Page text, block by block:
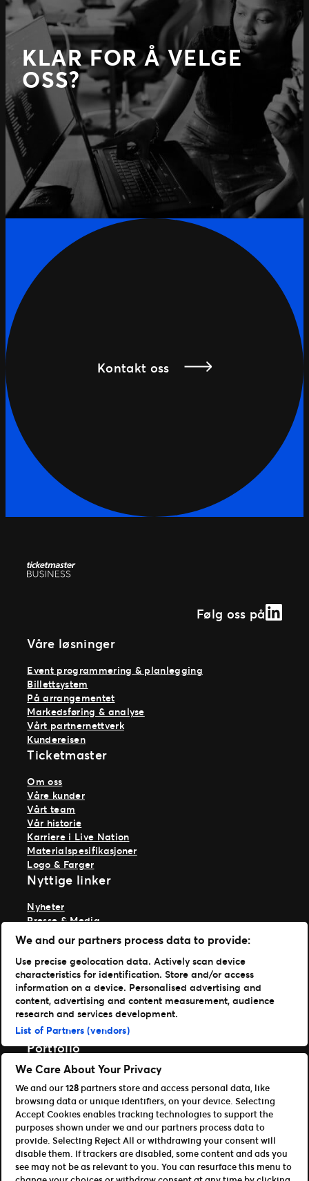
KLAR FOR Å VELGE
OSS?
Kontakt oss
Følg oss på
Våre løsninger
Event programmering & planlegging
Billettsystem
På arrangementet
Markedsføring & analyse
Vårt partnernettverk
Kundereisen
Ticketmaster
Om oss
Våre kunder
Vårt team
Vår historie
Karriere i Live Nation
Materialspesifikasjoner
Logo & Farger
Nyttige linker
Nyheter
Presse & Media
Ekspertise
TM1-innlogging
Last ned appene våre
Ticketmaster App
TM1 Reports App (App Store)
TM1 Reports App (Google Play)
Portfolio
Ticketmaster
Universe
For partnere
Åpen plattform for utviklere
Bli affiliate / partner
Info om API og SDK for utviklere
We and our partners process data to provide:
Use precise geolocation data. Actively scan device
characteristics for identification. Store and/or access
information on a device. Personalised advertising and
content, advertising and content measurement, audience
research and services development.
List of Partners (vendors)
We Care About Your Privacy
We and our128 partners store and access personal data, like
browsing data or unique identifiers, on your device. Selecting
Accept Cookies enables tracking technologies to support the
purposes shown under we and our partners process data to
provide. Selecting Reject All or withdrawing your consent will
disable them. If trackers are disabled, some content and ads you
see may not be as relevant to you. You can resurface this menu to